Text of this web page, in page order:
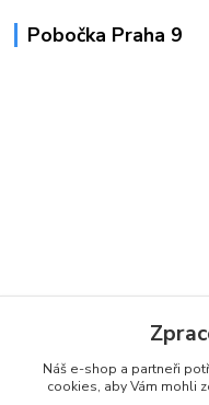
Pobočka Praha 9
Náš e-shop a partneři
cookies, aby Vám mohli